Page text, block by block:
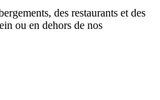
des restaurants et des
ou en dehors de nos